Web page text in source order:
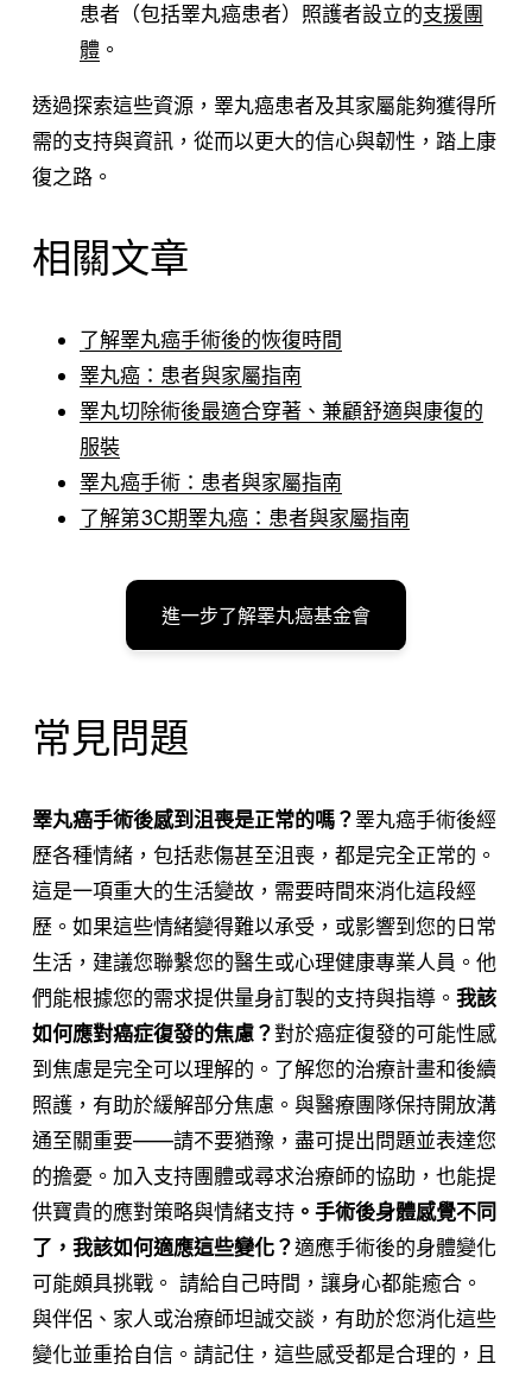
患者（包括睪丸癌患者）照護者設立的支援團
體。
透過探索這些資源，睪丸癌患者及其家屬能夠獲得所
需的支持與資訊，從而以更大的信心與韌性，踏上康
復之路。
相關文章
了解睪丸癌手術後的恢復時間
睪丸癌：患者與家屬指南
睪丸切除術後最適合穿著、兼顧舒適與康復的
服裝
睪丸癌手術：患者與家屬指南
了解第3C期睪丸癌：患者與家屬指南
進一步了解睪丸癌基金會
常見問題
睪丸癌手術後感到沮喪是正常的嗎？睪丸癌手術後經
歷各種情緒，包括悲傷甚至沮喪，都是完全正常的。
這是一項重大的生活變故，需要時間來消化這段經
歷。如果這些情緒變得難以承受，或影響到您的日常
生活，建議您聯繫您的醫生或心理健康專業人員。他
們能根據您的需求提供量身訂製的支持與指導。 我該
如何應對癌症復發的焦慮？對於癌症復發的可能性感
到焦慮是完全可以理解的。了解您的治療計畫和後續
照護，有助於緩解部分焦慮。與醫療團隊保持開放溝
通至關重要——請不要猶豫，盡可提出問題並表達您
的擔憂。加入支持團體或尋求治療師的協助，也能提
供寶貴的應對策略與情緒支持。手術後身體感覺不同
了，我該如何適應這些變化？適應手術後的身體變化
可能頗具挑戰。 請給自己時間，讓身心都能癒合。
與伴侶、家人或治療師坦誠交談，有助於您消化這些
變化並重拾自信。請記住，這些感受都是合理的，且